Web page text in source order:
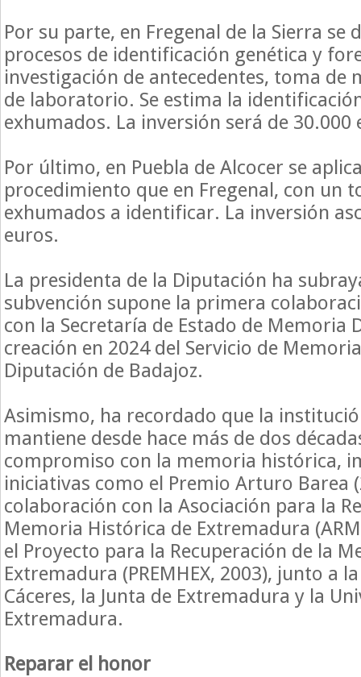
Por su parte, en Fregenal de la Sierra se
procesos de identificación genética y
investigación de antecedentes, toma de
de laboratorio. Se estima la
exhumados. La inversión será de 30.000
Por último, en Puebla de Alcocer se
procedimiento que en Fregenal, con un
exhumados a identificar. La inversión
euros.
La presidenta de la Diputación ha
subvención supone la primera
con la Secretaría de Estado de Memoria
creación en 2024 del Servicio de
Diputación de Badajoz.
Asimismo, ha recordado que la
mantiene desde hace más de dos
compromiso con la memoria histórica,
iniciativas como el Premio Arturo Barea
colaboración con la Asociación para la
Memoria Histórica de Extremadura
el Proyecto para la Recuperación de la
Extremadura (PREMHEX, 2003), junto a
Cáceres, la Junta de Extremadura y la
Extremadura.
Reparar el honor